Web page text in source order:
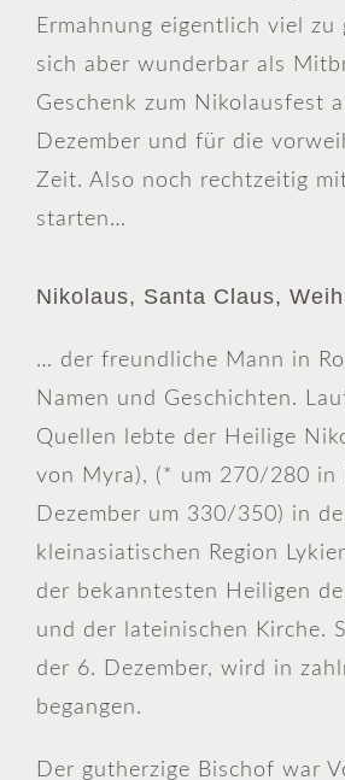
Ermahnung eigentlich viel zu
sich aber wunderbar als
Geschenk zum Nikolausfest
Dezember und für die
Zeit. Also noch rechtzeitig
starten…
Nikolaus, Santa Claus,
… der freundliche Mann in
Namen und Geschichten.
Quellen lebte der Heilige
von Myra), (* um 270/280 in
Dezember um 330/350) in
kleinasiatischen Region
der bekanntesten Heiligen
und der lateinischen Kirche.
der 6. Dezember, wird in
begangen.
Der gutherzige Bischof war